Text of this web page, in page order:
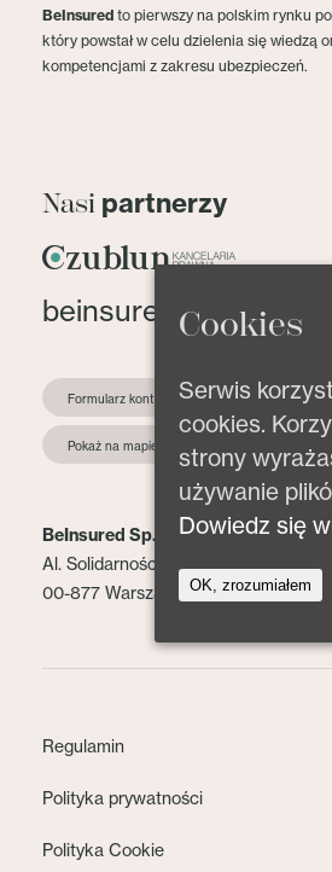
BeInsured to pierwszy na polskim rynku
który powstał w celu dzielenia się wiedzą
kompetencjami z zakresu ubezpieczeń.
Nasi partnerzy
Formularz kontaktowy
Pokaż na mapie
BeInsured Sp. z o.o.
Al. Solidarności 153 lok. 2
00-877 Warszawa
Regulamin
Polityka prywatności
Polityka Cookie
Cookies
Serwis
cookies.
strony
używanie
Dowiedz się
OK, zrozumiałem